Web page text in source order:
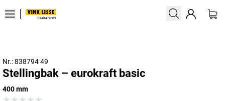
Nr.: 838794 49
Stellingbak – eurokraft basic
400 mm